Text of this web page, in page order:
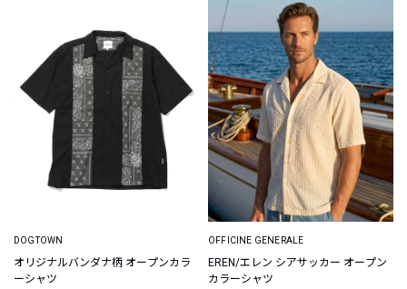
DOGTOWN
オリジナルバンダナ柄 オープンカラ
ーシャツ
OFFICINE GENERALE
EREN/エレン シアサッカー オープン
カラーシャツ